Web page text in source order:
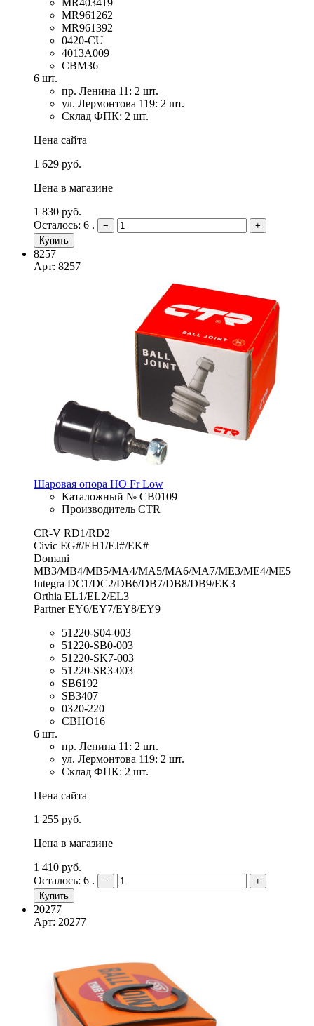
MR961262
MR961392
0420-CU
4013A009
CBM36
6 шт.
пр. Ленина 11: 2 шт.
ул. Лермонтова 119: 2 шт.
Склад ФПК: 2 шт.
Цена сайта
1 629 руб.
Цена в магазине
1 830 руб.
Осталось: 6 .
−
+
Купить
8257
Арт: 8257
Шаровая опора HO Fr Low
Каталожный № CB0109
Производитель CTR
CR-V RD1/RD2
Civic EG#/EH1/EJ#/EK#
Domani
MB3/MB4/MB5/MA4/MA5/MA6/MA7/ME3/ME4/ME5
Integra DC1/DC2/DB6/DB7/DB8/DB9/EK3
Orthia EL1/EL2/EL3
Partner EY6/EY7/EY8/EY9
51220-S04-003
51220-SB0-003
51220-SK7-003
51220-SR3-003
SB6192
SB3407
0320-220
CBHO16
6 шт.
пр. Ленина 11: 2 шт.
ул. Лермонтова 119: 2 шт.
Склад ФПК: 2 шт.
Цена сайта
1 255 руб.
Цена в магазине
1 410 руб.
Осталось: 6 .
−
+
Купить
20277
Арт: 20277